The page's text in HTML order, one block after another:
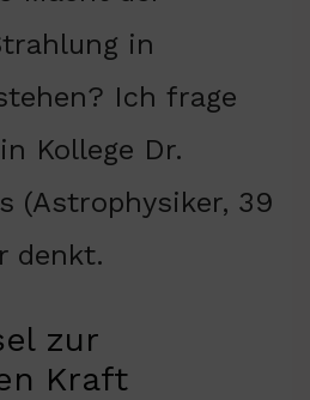
in
Ich frage
Kollege Dr.
(Astrophysiker, 39
denkt.
zur
Kraft